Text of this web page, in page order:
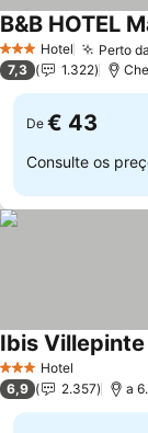
3 EstrelasHotel Perto
B&B HOTEL
7,3 1.322
De € 43
Consulte os
3 EstrelasHotel
Ibis Villepinte
6,9 2.357 a